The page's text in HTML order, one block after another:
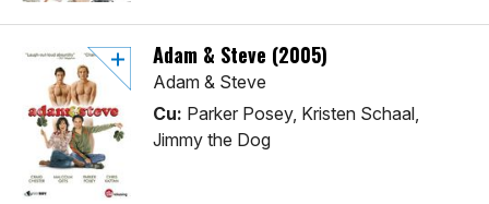
Adam & Steve (2005)
Adam & Steve
Cu: Parker Posey, Kristen Schaal,
Jimmy the Dog